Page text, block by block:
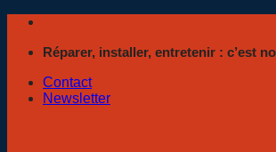
Passer
contenuRéparer, installer, entretenir : c’est
Contact
Newsletter